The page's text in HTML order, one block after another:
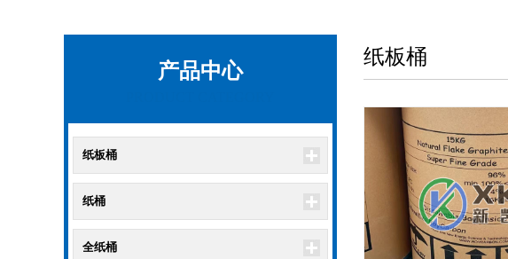
产品中心
纸板桶
纸桶
全纸桶
纸板桶